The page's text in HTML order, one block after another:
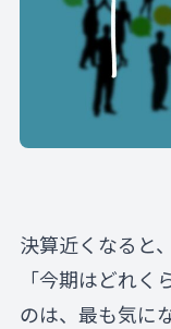
決算近くなると、
「今期はどれ
のは、最も気に